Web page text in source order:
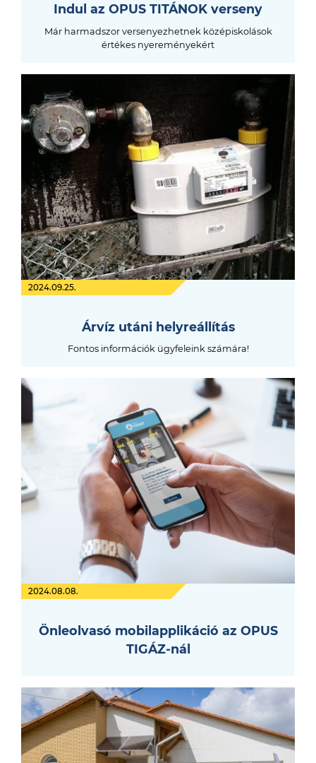
Indul az OPUS TITÁNOK verseny
Már harmadszor versenyezhetnek középiskolások
értékes nyereményekért
2024.09.25.
Árvíz utáni helyreállítás
Fontos információk ügyfeleink számára!
2024.08.08.
Önleolvasó mobilapplikáció az OPUS
TIGÁZ-nál